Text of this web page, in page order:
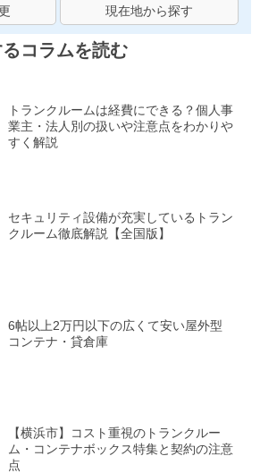
現在地から探す
コラムを読む
トランクルームは経費にできる？個人事
業主・法人別の扱いや注意点をわかりや
すく解説
セキュリティ設備が充実しているトラン
クルーム徹底解説【全国版】
6帖以上2万円以下の広くて安い屋外型
コンテナ・貸倉庫
【横浜市】コスト重視のトランクルー
ム・コンテナボックス特集と契約の注意
点